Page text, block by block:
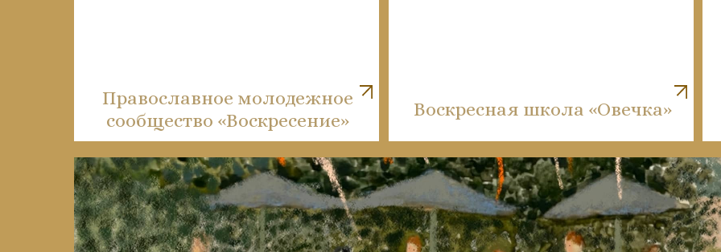
Воскресная школа «Овечка»
Православное молодежное
сообщество «Воскресение»